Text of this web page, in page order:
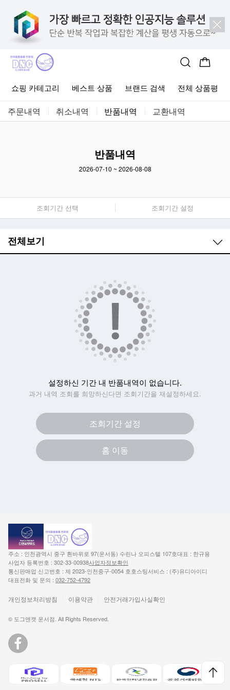
쇼핑 카테고리 베스트 상품 브랜드 검색 전체 상품평
주문내역 취소내역 반품내역 교환내역
반품내역
2026-07-10 ~ 2026-08-08
조회기간 선택 조회기간 설정
전체보기
설정하신 기간 내 반품내역이 없습니다.
과거 내역 조회를 희망하신다면 조회기간을 재설정하세요.
조회기간 설정
홈 이동
주소 : 인천광역시 중구 흰바위로 97(운서동) 수린나 오피스텔 107호대표 : 한규용
사업자 등록번호 : 302-33-00938사업자정보확인
통신판매업 신고번호 : 제 2023-인천중구-0054 호호스팅서비스 : (주)유디아이디
대표전화 및 문의 : 032-752-4792
개인정보처리방침 이용약관 안전거래가입사실확인
© 도그앤캣 운서점. All Rights Reserved.
고양이 간식 고양이 용품 브랜드 뉴 상품 알뜰살뜰 이